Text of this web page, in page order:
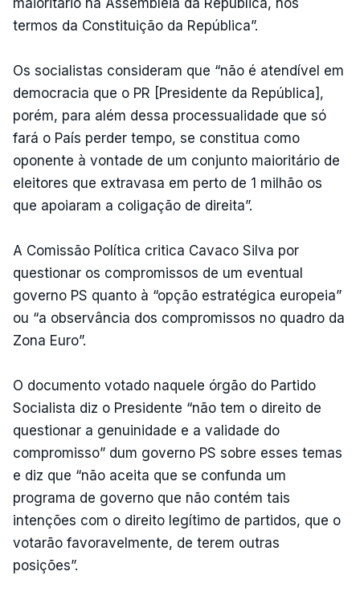
termos da Constituição da República”.
Os socialistas consideram que “não é atendível em
democracia que o PR [Presidente da República],
porém, para além dessa processualidade que só
fará o País perder tempo, se constitua como
oponente à vontade de um conjunto maioritário de
eleitores que extravasa em perto de 1 milhão os
que apoiaram a coligação de direita”.
A Comissão Política critica Cavaco Silva por
questionar os compromissos de um eventual
governo PS quanto à “opção estratégica europeia”
ou “a observância dos compromissos no quadro da
Zona Euro”.
O documento votado naquele órgão do Partido
Socialista diz o Presidente “não tem o direito de
questionar a genuinidade e a validade do
compromisso” dum governo PS sobre esses temas
e diz que “não aceita que se confunda um
programa de governo que não contém tais
intenções com o direito legítimo de partidos, que o
votarão favoravelmente, de terem outras
posições”.